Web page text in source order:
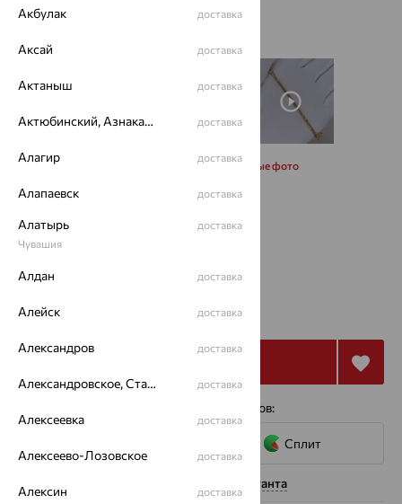
Запросить дополнительные фото
18
45 919 127 554₽
с помощью сервисов:
Сплит
Нужна помощь консультанта
Акбулак доставка
Аксай доставка
Актаныш доставка
Актюбинский, Азнакаевский район доставка
Алагир доставка
Алапаевск доставка
Алатырь
Чувашия
доставка
Алдан доставка
Алейск доставка
Александров доставка
Александровское, Ставропольский край доставка
Алексеевка доставка
Алексеево-Лозовское доставка
Алексин доставка